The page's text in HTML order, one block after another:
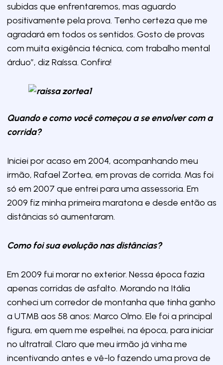
subidas que enfrentaremos, mas aguardo
positivamente pela prova. Tenho certeza que me
agradará em todos os sentidos. Gosto de provas
com muita exigência técnica, com trabalho mental
árduo”, diz Raíssa. Confira!
Quando e como você começou a se envolver com a
corrida?
Iniciei por acaso em 2004, acompanhando meu
irmão, Rafael Zortea, em provas de corrida. Mas foi
só em 2007 que entrei para uma assessoria. Em
2009 fiz minha primeira maratona e desde então as
distâncias só aumentaram.
Como foi sua evolução nas distâncias?
Em 2009 fui morar no exterior. Nessa época fazia
apenas corridas de asfalto. Morando na Itália
conheci um corredor de montanha que tinha ganho
a UTMB aos 58 anos: Marco Olmo. Ele foi a principal
figura, em quem me espelhei, na época, para iniciar
no ultratrail. Claro que meu irmão já vinha me
incentivando antes e vê-lo fazendo uma prova de